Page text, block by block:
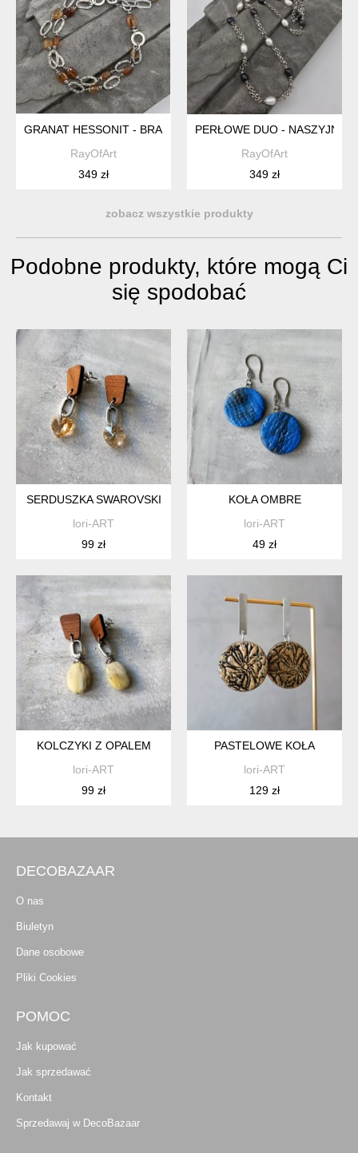
GRANAT HESSONIT - BRANSOLETKA
RayOfArt
349 zł
PERŁOWE DUO - NASZYJNIK
RayOfArt
349 zł
zobacz wszystkie produkty
Podobne produkty, które mogą Ci
się spodobać
SERDUSZKA SWAROVSKI
lori-ART
99 zł
KOŁA OMBRE
lori-ART
49 zł
KOLCZYKI Z OPALEM
lori-ART
99 zł
PASTELOWE KOŁA
lori-ART
129 zł
DECOBAZAAR
O nas
Biuletyn
Dane osobowe
Pliki Cookies
POMOC
Jak kupować
Jak sprzedawać
Kontakt
Sprzedawaj w DecoBazaar